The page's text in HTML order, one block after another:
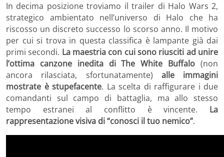
In decima posizione troviamo il trailer di Halo Wars 2,
strategico ambientato nell’universo di Halo che ha
riscosso un discreto successo lo scorso anno. Il motivo
per cui si trova in questa classifica è lampante già dai
primi secondi. La maestria con cui sono riusciti ad unire
l’ottima canzone inedita di The White Buffalo (non
ancora rilasciata, sfortunatamente) alle immagini
mostrate è stupefacente. La scelta di raffigurare i due
comandanti sul campo di battaglia, ma allo stesso
tempo estranei al conflitto è vincente. La
rappresentazione visiva di “conosci il tuo nemico”.